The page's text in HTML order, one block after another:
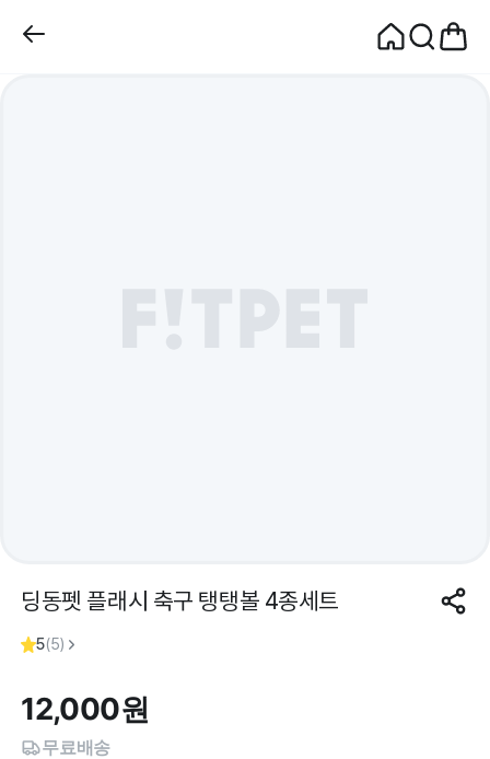
딩동펫 플래시 축구 탱탱볼 4종세트
5(5)
12,000원
무료배송